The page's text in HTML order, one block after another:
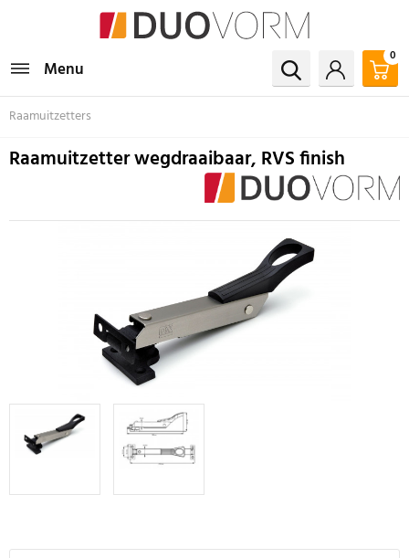
Menu
0
Raamuitzetters
Raamuitzetter wegdraaibaar, RVS finish